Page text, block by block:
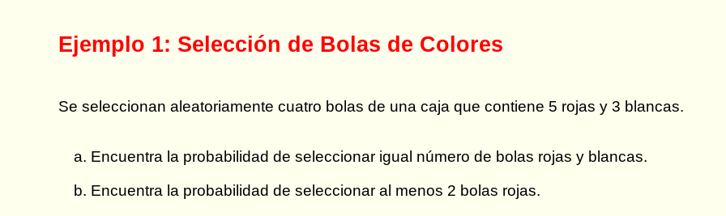
Ejemplo 1: Selección de Bolas de Colores
Se seleccionan aleatoriamente cuatro bolas de una caja que contiene 5 rojas y 3 blancas.
Encuentra la probabilidad de seleccionar igual número de bolas rojas y blancas.
Encuentra la probabilidad de seleccionar al menos 2 bolas rojas.